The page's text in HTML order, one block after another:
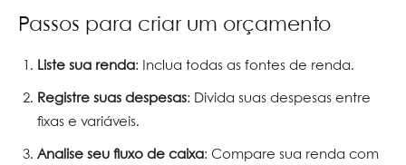
Passos para criar um orçamento
Liste sua renda: Inclua todas as fontes de renda.
Registre suas despesas: Divida suas despesas entre
fixas e variáveis.
Analise seu fluxo de caixa: Compare sua renda com